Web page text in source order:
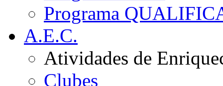
Programa
A.E.C.
Atividades de
Clubes